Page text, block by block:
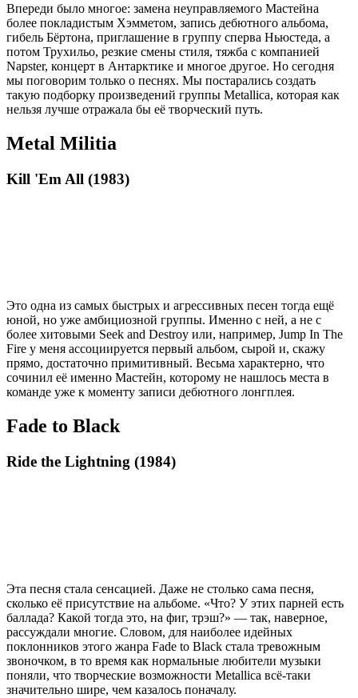
Впереди было многое: замена неуправляемого Мастейна
более покладистым Хэмметом, запись дебютного альбома,
гибель Бёртона, приглашение в группу сперва Ньюстеда, а
потом Трухильо, резкие смены стиля, тяжба с компанией
Napster, концерт в Антарктике и многое другое. Но сегодня
мы поговорим только о песнях. Мы постарались создать
такую подборку произведений группы Metallica, которая как
нельзя лучше отражала бы её творческий путь.
Metal Militia
Kill 'Em All (1983)
Это одна из самых быстрых и агрессивных песен тогда ещё
юной, но уже амбициозной группы. Именно с ней, а не с
более хитовыми Seek and Destroy или, например, Jump In The
Fire у меня ассоциируется первый альбом, сырой и, скажу
прямо, достаточно примитивный. Весьма характерно, что
сочинил её именно Мастейн, которому не нашлось места в
команде уже к моменту записи дебютного лонгплея.
Fade to Black
Ride the Lightning (1984)
Эта песня стала сенсацией. Даже не столько сама песня,
сколько её присутствие на альбоме. «Что? У этих парней есть
баллада? Какой тогда это, на фиг, трэш?» — так, наверное,
рассуждали многие. Словом, для наиболее идейных
поклонников этого жанра Fade to Black стала тревожным
звоночком, в то время как нормальные любители музыки
поняли, что творческие возможности Metallica всё-таки
значительно шире, чем казалось поначалу.